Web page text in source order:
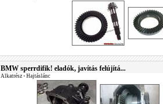
BMW sperrdifik! eladók, javítás felújítá...
Alkatrész • Hajtáslánc